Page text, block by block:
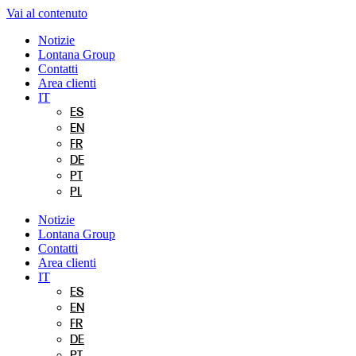
Vai al contenuto
Notizie
Lontana Group
Contatti
Area clienti
IT
ES
EN
FR
DE
PT
PL
Notizie
Lontana Group
Contatti
Area clienti
IT
ES
EN
FR
DE